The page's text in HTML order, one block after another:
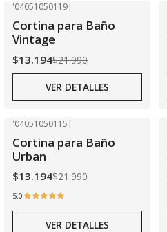
Agotado
'04051050119|
Cortina para Baño
Vintage
$13.194$21.990
VER DETALLES
Agotado
'04051050115 |
Cortina para Baño
Urban
$13.194$21.990
5.0
VER DETALLES